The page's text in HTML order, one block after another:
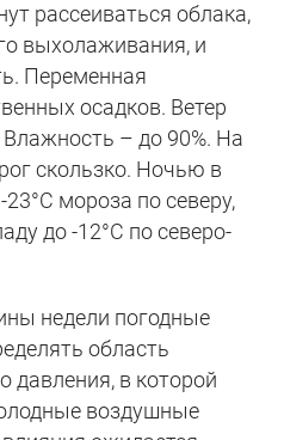
рассеиваться облака,
выхолаживания, и
Переменная
осадков. Ветер
– до 90%. На
скользко. Ночью в
мороза по северу,
до -12°C по северо-
недели погодные
область
давления, в которой
воздушные